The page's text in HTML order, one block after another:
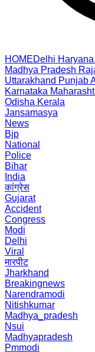
HOMEDelhi Haryana
Madhya Pradesh
Uttarakhand Punjab
Karnataka
Odisha Kerala
Jansamasya
News
Bjp
National
Police
Bihar
India
कांग्रेस
Gujarat
Accident
Congress
Modi
Delhi
Viral
मारपीट
Jharkhand
Breakingnews
Narendramodi
Nitishkumar
Madhya_pradesh
Nsui
Madhyapradesh
Pmmodi